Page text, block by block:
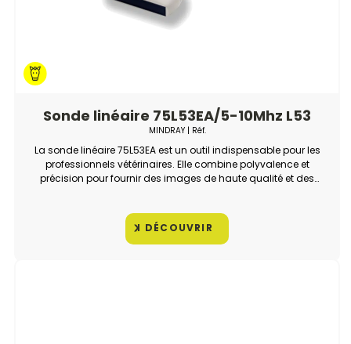
Sonde linéaire 75L53EA/5-10Mhz L53
MINDRAY| Réf.
La sonde linéaire 75L53EA est un outil indispensable pour les
professionnels vétérinaires. Elle combine polyvalence et
précision pour fournir des images de haute qualité et des
DÉCOUVRIR